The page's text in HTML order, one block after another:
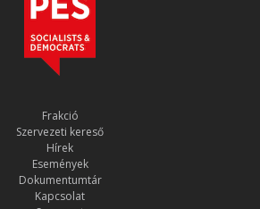
Frakció
Szervezeti kereső
Hírek
Események
Dokumentumtár
Kapcsolat